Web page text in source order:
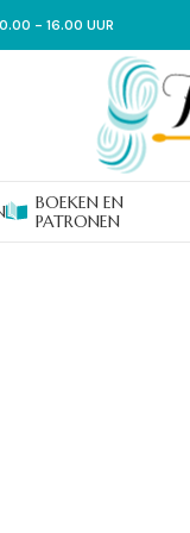
– 16.00 UUR
BOEKEN EN
PATRONEN